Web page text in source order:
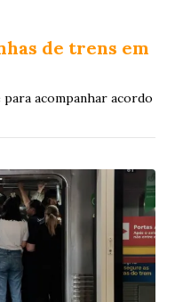
de trens em
acompanhar acordo